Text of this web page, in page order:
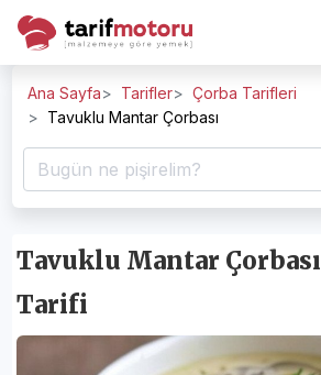
Ana Sayfa Tarifler
Çorba Tarifleri
Tavuklu Mantar Çorbası
Tavuklu Mantar Çorbası
Tarifi